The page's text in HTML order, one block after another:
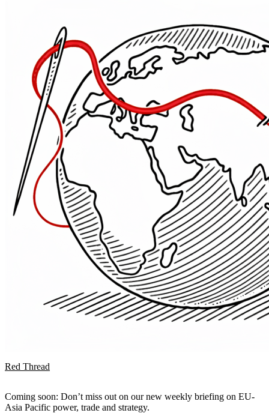
Red Thread
Coming soon: Don’t miss out on our new weekly briefing on EU-
Asia Pacific power, trade and strategy.